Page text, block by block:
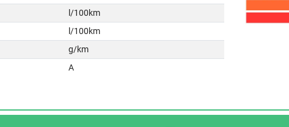
l/100km
l/100km
g/km
A